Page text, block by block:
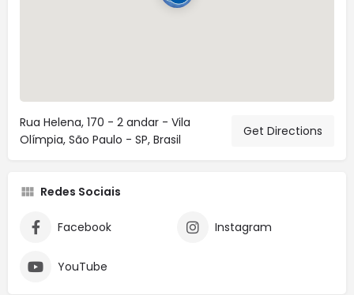
Rua Helena, 170 - 2 andar - Vila
Olímpia, São Paulo - SP, Brasil
Get Directions
Redes Sociais
Facebook Instagram
YouTube